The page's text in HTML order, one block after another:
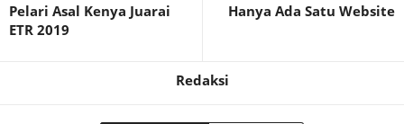
Pelari Asal Kenya Juarai
ETR 2019
Hanya Ada Satu Website
Redaksi